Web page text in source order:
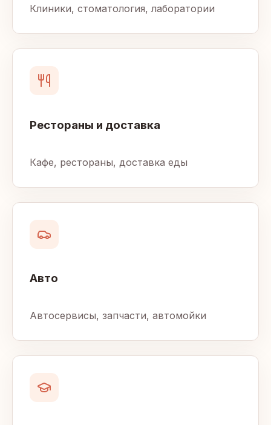
Клиники, стоматология, лаборатории
Рестораны и доставка
Кафе, рестораны, доставка еды
Авто
Автосервисы, запчасти, автомойки